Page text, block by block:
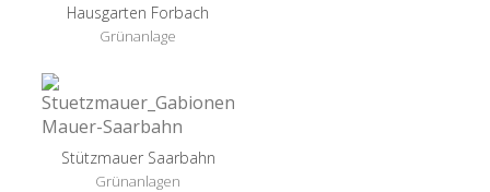
Hausgarten Forbach
Grünanlage
Stützmauer Saarbahn
Grünanlagen